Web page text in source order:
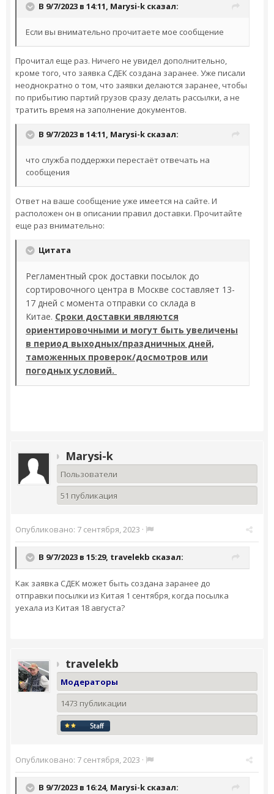
В 9/7/2023 в 14:11, Marysi-k сказал:
Если вы внимательно прочитаете мое сообщение
Прочитал еще раз. Ничего не увидел дополнительно,
кроме того, что заявка СДЕК создана заранее. Уже писали
неоднократно о том, что заявки делаются заранее, чтобы
по прибытию партий грузов сразу делать рассылки, а не
тратить время на заполнение документов.
В 9/7/2023 в 14:11, Marysi-k сказал:
что служба поддержки перестаёт отвечать на
сообщения
Ответ на ваше сообщение уже имеется на сайте. И
расположен он в описании правил доставки. Прочитайте
еще раз внимательно:
Цитата
Регламентный срок доставки посылок до
сортировочного центра в Москве составляет 13-
17 дней с момента отправки со склада в
Китае. Сроки доставки являются
ориентировочными и могут быть увеличены
в период выходных/праздничных дней,
таможенных проверок/досмотров или
погодных условий.
Marysi-k
Пользователи
51 публикация
Опубликовано: 7 сентября, 2023 ·
В 9/7/2023 в 15:29, travelekb сказал:
Как заявка СДЕК может быть создана заранее до
отправки посылки из Китая 1 сентября, когда посылка
уехала из Китая 18 августа?
travelekb
Модераторы
1473 публикации
Опубликовано: 7 сентября, 2023 ·
В 9/7/2023 в 16:24, Marysi-k сказал: